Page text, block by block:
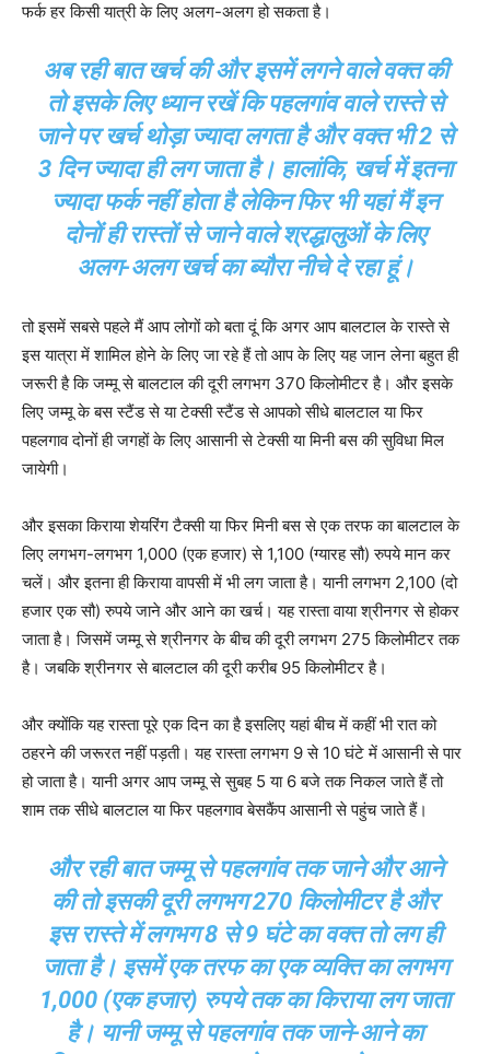
फर्क हर किसी यात्री के लिए अलग-अलग हो सकता है।
अब रही बात खर्च की और इसमें लगने वाले वक्त की
तो इसके लिए ध्यान रखें कि पहलगांव वाले रास्ते से
जाने पर खर्च थोड़ा ज्यादा लगता है और वक्त भी 2 से
3 दिन ज्यादा ही लग जाता है। हालांकि, खर्च में इतना
ज्यादा फर्क नहीं होता है लेकिन फिर भी यहां मैं इन
दोनों ही रास्तों से जाने वाले श्रद्धालुओं के लिए
अलग-अलग खर्च का ब्यौरा नीचे दे रहा हूं।
तो इसमें सबसे पहले मैं आप लोगों को बता दूं कि अगर आप बालटाल के रास्ते से
इस यात्रा में शामिल होने के लिए जा रहे हैं तो आप के लिए यह जान लेना बहुत ही
जरूरी है कि जम्मू से बालटाल की दूरी लगभग 370 किलोमीटर है। और इसके
लिए जम्मू के बस स्टैंड से या टेक्सी स्टैंड से आपको सीधे बालटाल या फिर
पहलगाव दोनों ही जगहों के लिए आसानी से टेक्सी या मिनी बस की सुविधा मिल
जायेगी।
और इसका किराया शेयरिंग टैक्सी या फिर मिनी बस से एक तरफ का बालटाल के
लिए लगभग-लगभग 1,000 (एक हजार) से 1,100 (ग्यारह सौ) रुपये मान कर
चलें। और इतना ही किराया वापसी में भी लग जाता है। यानी लगभग 2,100 (दो
हजार एक सौ) रुपये जाने और आने का खर्च। यह रास्ता वाया श्रीनगर से होकर
जाता है। जिसमें जम्मू से श्रीनगर के बीच की दूरी लगभग 275 किलोमीटर तक
है। जबकि श्रीनगर से बालटाल की दूरी करीब 95 किलोमीटर है।
और क्योंकि यह रास्ता पूरे एक दिन का है इसलिए यहां बीच में कहीं भी रात को
ठहरने की जरूरत नहीं पड़ती। यह रास्ता लगभग 9 से 10 घंटे में आसानी से पार
हो जाता है। यानी अगर आप जम्मू से सुबह 5 या 6 बजे तक निकल जाते हैं तो
शाम तक सीधे बालटाल या फिर पहलगाव बेसकैंप आसानी से पहुंच जाते हैं।
और रही बात जम्मू से पहलगांव तक जाने और आने
की तो इसकी दूरी लगभग 270 किलोमीटर है और
इस रास्ते में लगभग 8 से 9 घंटे का वक्त तो लग ही
जाता है। इसमें एक तरफ का एक व्यक्ति का लगभग
1,000 (एक हजार) रुपये तक का किराया लग जाता
है। यानी जम्मू से पहलगांव तक जाने-आने का